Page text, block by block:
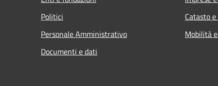
Politici
Personale Amministrativo
Documenti e dati
Catasto
Mobilità